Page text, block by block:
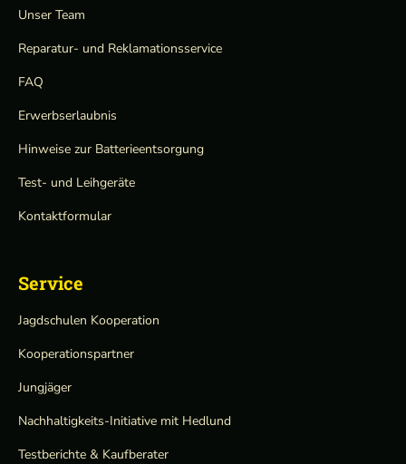
Unser Team
Reparatur- und Reklamationsservice
FAQ
Erwerbserlaubnis
Hinweise zur Batterieentsorgung
Test- und Leihgeräte
Kontaktformular
Service
Jagdschulen Kooperation
Kooperationspartner
Jungjäger
Nachhaltigkeits-Initiative mit Hedlund
Testberichte & Kaufberater